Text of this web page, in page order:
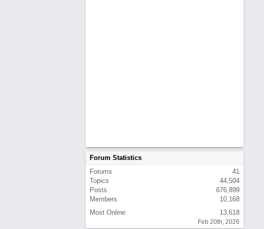
Forum Statistics
Forums
41
Topics
44,504
Posts
676,899
Members
10,168
Most Online
13,618
Feb 20th, 2026